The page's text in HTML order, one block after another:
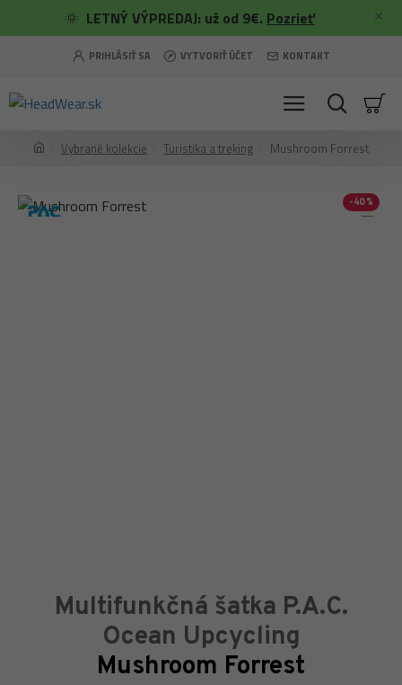
🌞 LETNÝ VÝPREDAJ: už od 9€. Pozrieť
PRIHLÁSIŤ SA VYTVORIŤ ÚČET KONTAKT
Vybrané kolekcie Turistika a treking Mushroom Forrest
-40 %
Multifunkčná šatka P.A.C.
Ocean Upcycling
Mushroom Forrest